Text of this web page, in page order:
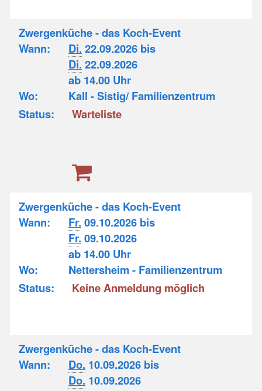
Zwergenküche - das Koch-Event
Wann:
Di. 22.09.2026 bis
Di. 22.09.2026
ab 14.00 Uhr
Wo:
Kall - Sistig/ Familienzentrum
Status:
Warteliste
Zwergenküche - das Koch-Event
Wann:
Fr. 09.10.2026 bis
Fr. 09.10.2026
ab 14.00 Uhr
Wo:
Nettersheim - Familienzentrum
Status:
Keine Anmeldung möglich
Zwergenküche - das Koch-Event
Wann:
Do. 10.09.2026 bis
Do. 10.09.2026